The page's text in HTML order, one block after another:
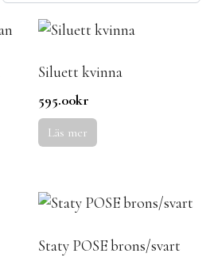
Siluett kvinna
595.00kr
Läs mer
Staty POSE brons/svart